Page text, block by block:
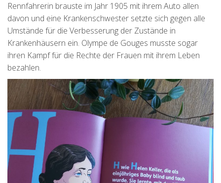
Rennfahrerin brauste im Jahr 1905 mit ihrem Auto allen
davon und eine Krankenschwester setzte sich gegen alle
Umstände für die Verbesserung der Zustände in
Krankenhäusern ein. Olympe de Gouges musste sogar
ihren Kampf für die Rechte der Frauen mit ihrem Leben
bezahlen.